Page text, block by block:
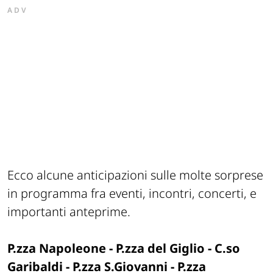
ADV
Ecco alcune anticipazioni sulle molte sorprese
in programma fra eventi, incontri, concerti, e
importanti anteprime.
P.zza Napoleone - P.zza del Giglio - C.so
Garibaldi - P.zza S.Giovanni - P.zza